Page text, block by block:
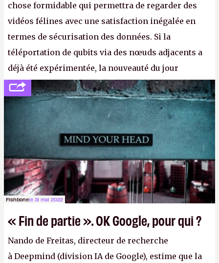
chose formidable qui permettra de regarder des
vidéos félines avec une satisfaction inégalée en
termes de sécurisation des données. Si la
téléportation de qubits via des nœuds adjacents a
déjà été expérimentée, la nouveauté du jour
concerne le recours à des nœuds distants, pour ne
pas dire un réseau quantique multimédia interactif
(avec l’option Péritel). (
http://cpc.cx/AH432N4
Crédit photo : QuTech / Nature)
Fishbonele 31 mai 2022
« Fin de partie ». OK Google, pour qui ?
Nando de Freitas, directeur de recherche
à Deepmind (division IA de Google), estime que la